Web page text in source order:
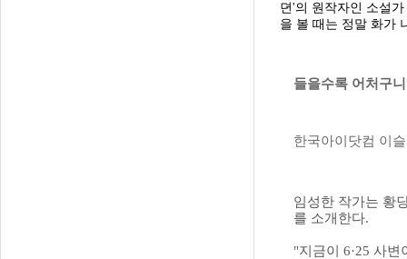
뎐'의 원작자인 소설
을 볼 때는 정말 화가
들을수록 어처구
한국아이닷컴 이
임성한 작가는 황
를 소개한다.
"지금이 6·25 사